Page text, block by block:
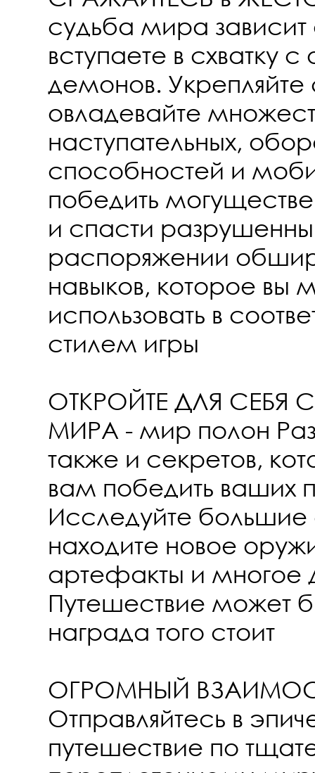
судьба мира зависит
вступаете в схватку
демонов. Укрепляйте
овладевайте
наступательных,
способностей и
победить
и спасти
распоряжении
навыков, которое вы
использовать в
стилем игры
ОТКРОЙТЕ ДЛЯ СЕБЯ
МИРА - мир полон
также и секретов,
вам победить ваших
Исследуйте
находите новое
артефакты и многое
Путешествие может
награда того стоит
ОГРОМНЫЙ
Отправляйтесь в
путешествие по